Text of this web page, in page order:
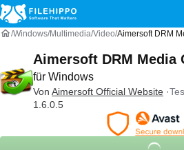
Windows Multimedia Video Aimersoft DRM
Aimersoft DRM Media
für Windows
Von Aimersoft Official Website
1.6.0.5